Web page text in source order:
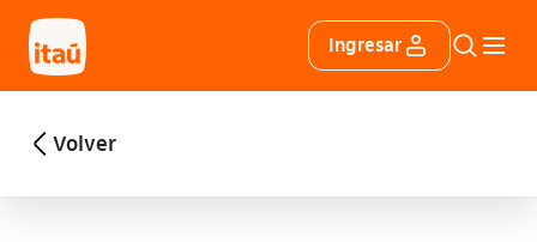
Ingresar
Volver